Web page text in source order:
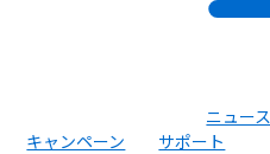
ニュース
キャンペーン
サポート